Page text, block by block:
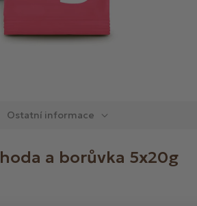
Ostatní informace
a borůvka 5x20g